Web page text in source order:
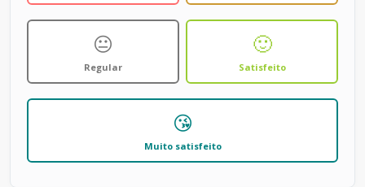
😐
Regular
🙂
Satisfeito
😘
Muito satisfeito